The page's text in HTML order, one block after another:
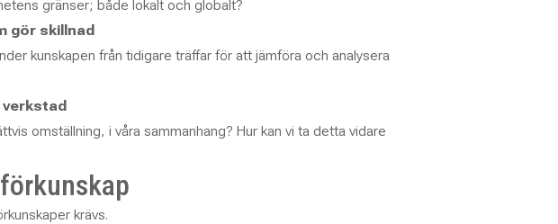
gränser; både lokalt och globalt?
gör skillnad
kunskapen från tidigare träffar för att jämföra och analysera
verkstad
omställning, i våra sammanhang? Hur kan vi ta detta vidare
krävs.